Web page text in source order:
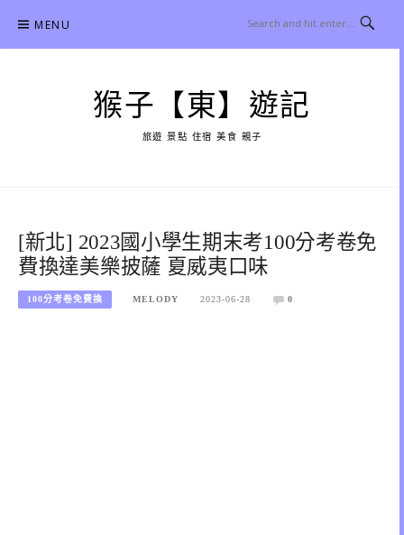
content
MENU
猴子【東】遊記
旅遊 景點 住宿 美食 親子
[新北] 2023國小學生期末考100分考卷免
費換達美樂披薩 夏威夷口味
100分考卷免費換 MELODY 2023-06-28 0